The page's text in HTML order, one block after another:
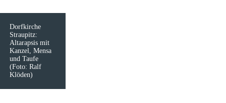
Dorfkirche
Straupitz:
Altarapsis mit
Kanzel, Mensa
und Taufe
(Foto: Ralf
Klöden)